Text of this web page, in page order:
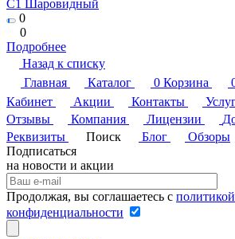
C1 Шаровидный
0
0
Подробнее
Назад к списку
Главная
Каталог 0 Корзина
Кабинет
Акции Контакты
Отзывы
Компания Лицензии
Реквизиты
Поиск Блог
Обзоры
Подписаться
на новости и акции
Продолжая, вы соглашаетесь с политикой
конфиденциальности